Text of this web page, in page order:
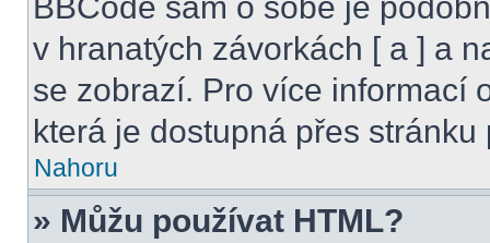
v hranatých závorkách [ a ] a
se zobrazí. Pro více informací
která je dostupná přes stránku
Nahoru
» Můžu používat HTML?